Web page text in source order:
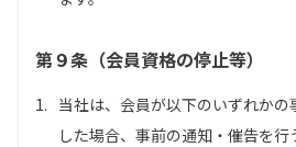
第９条（会員資格の停止等）
1. 当社は、会員が以下のいずれか
した場合、事前の通知・催告を